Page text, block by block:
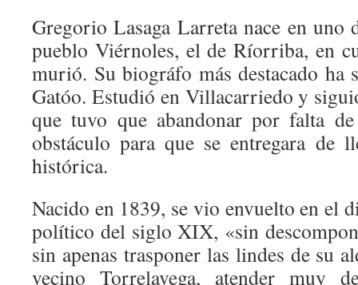
Gregorio Lasaga Larreta nace en uno
pueblo Viérnoles, el de Ríorriba, en
murió. Su biográfo más destacado ha
Gatóo. Estudió en Villacarriedo y
que tuvo que abandonar por falta
obstáculo para que se entregara de
histórica.
Nacido en 1839, se vio envuelto en el
político del siglo XIX, «sin
sin apenas trasponer las lindes de su
vecino Torrelavega, atender muy